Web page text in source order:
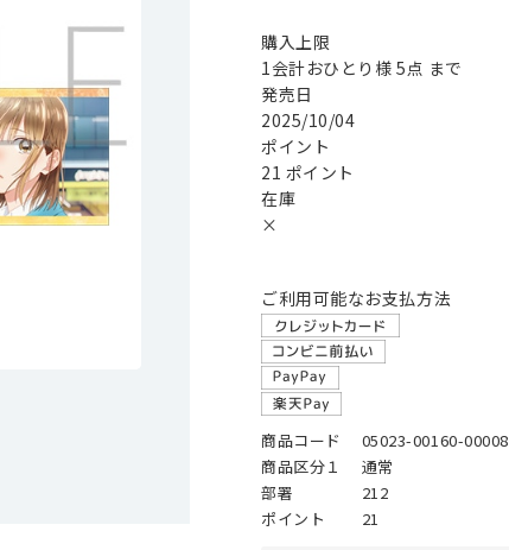
購入上限
1会計おひとり様 5点 まで
発売日
2025/10/04
ポイント
21 ポイント
在庫
×
ご利用可能なお支払方法
商品コード
05023-00160-00008
商品区分１
通常
部署
212
ポイント
21